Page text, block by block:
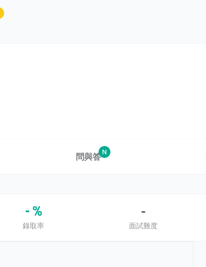
問與答N
- %
錄取率
-
面試難度